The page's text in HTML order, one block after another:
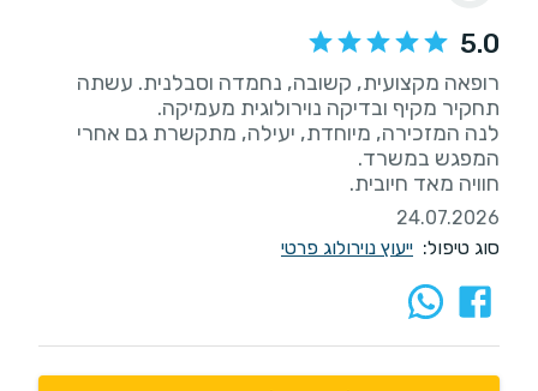
5.0
רופאה מקצועית, קשובה, נחמדה וסבלנית. עשתה
לנה המזכירה, מיוחדת, יעילה, מתקשרת גם אחרי
חוויה מאד חיובית.
24.07.2026
סוג טיפול: ייעוץ נוירולוג פרטי